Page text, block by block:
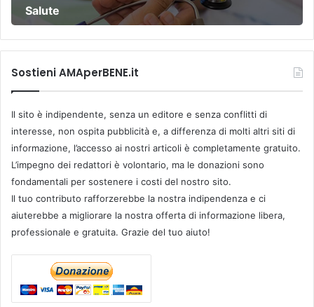
Salute
Sostieni AMAperBENE.it
Il sito è indipendente, senza un editore e senza conflitti di
interesse, non ospita pubblicità e, a differenza di molti altri siti di
informazione, l’accesso ai nostri articoli è completamente gratuito.
L’impegno dei redattori è volontario, ma le donazioni sono
fondamentali per sostenere i costi del nostro sito.
Il tuo contributo rafforzerebbe la nostra indipendenza e ci
aiuterebbe a migliorare la nostra offerta di informazione libera,
professionale e gratuita. Grazie del tuo aiuto!